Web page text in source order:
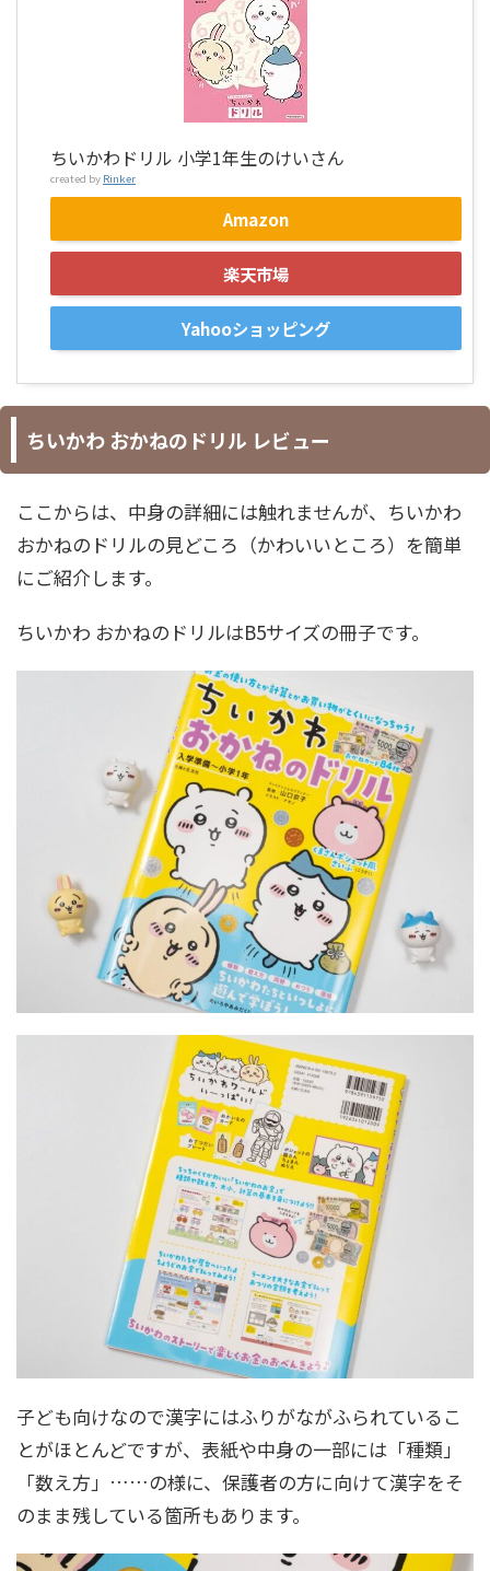
ちいかわドリル 小学1年生のけいさん
created by Rinker
Amazon
楽天市場
Yahooショッピング
ちいかわ おかねのドリル レビュー
ここからは、中身の詳細には触れませんが、ちいかわ
おかねのドリルの見どころ（かわいいところ）を簡単
にご紹介します。
ちいかわ おかねのドリルはB5サイズの冊子です。
子ども向けなので漢字にはふりがながふられているこ
とがほとんどですが、表紙や中身の一部には「種類」
「数え方」……の様に、保護者の方に向けて漢字をそ
のまま残している箇所もあります。